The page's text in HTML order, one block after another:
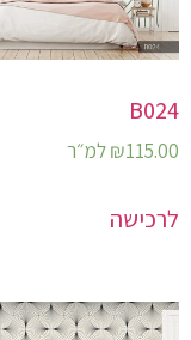
B024
₪115.00 למ״ר
לרכישה